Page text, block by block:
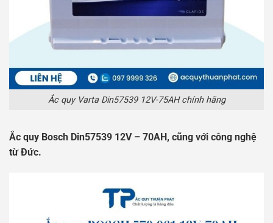
Ắc quy Varta Din57539 12V-75AH chính hãng
Ắc quy Bosch Din57539 12V – 70AH, cũng với công nghệ
từ Đức.